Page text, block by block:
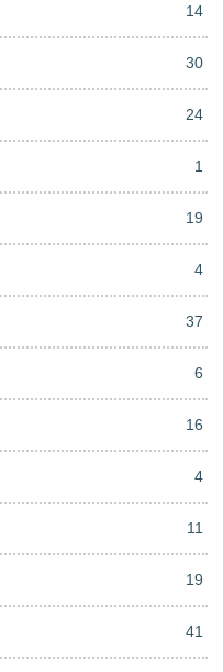
14
30
24
1
19
4
37
6
16
4
11
19
41